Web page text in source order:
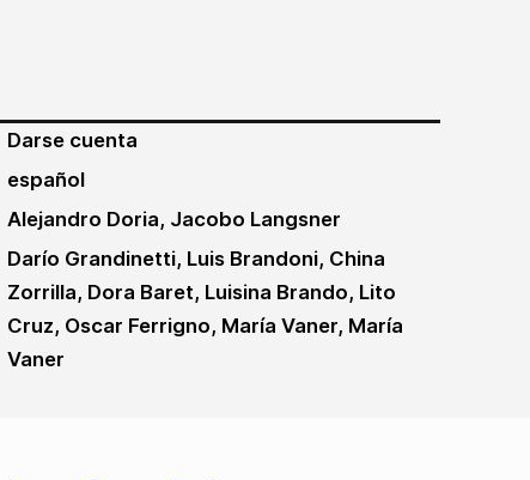
Darse cuenta
español
Alejandro Doria, Jacobo Langsner
Darío Grandinetti, Luis Brandoni, China
Zorrilla, Dora Baret, Luisina Brando, Lito
Cruz, Oscar Ferrigno, María Vaner, María
Vaner